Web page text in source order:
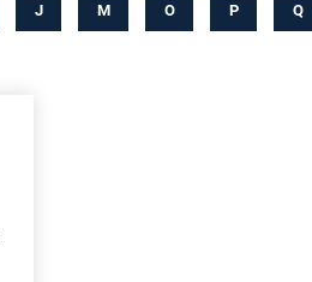
J M O P Q